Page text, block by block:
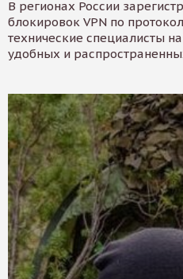
В регионах России
блокировок VPN по
технические специалисты
удобных и